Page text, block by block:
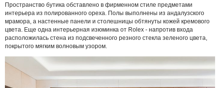
Пространство бутика обставлено в фирменном стиле предметами
интерьера из полированного ореха. Полы выполнены из андалузского
мрамора, а настенные панели и столешницы обтянуты кожей кремового
цвета. Еще одна интерьерная изюминка от Rolex - напротив входа
расположилась стена из подсвеченного резного стекла зеленого цвета,
покрытого мягким волновым узором.